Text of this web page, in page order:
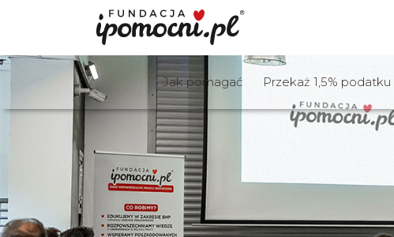
Jak pomagać Przekaż 1,5% podatku